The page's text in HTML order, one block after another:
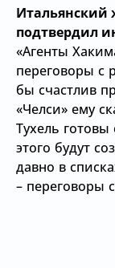
Итальянский
подтвердил
«Агенты
переговоры с
бы счастлив
«Челси» ему
Тухель готовы
этого будут
давно в
– переговоры